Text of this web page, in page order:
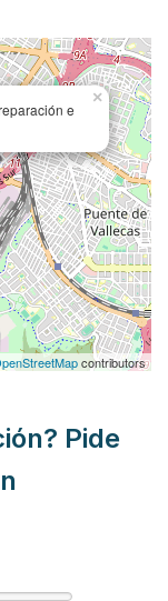
e
×
contributors
Pide